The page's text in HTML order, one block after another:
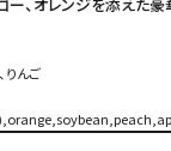
ー、オレンジを添えた
りんご